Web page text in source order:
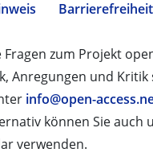
Barrierefreiheit
Fragen zum Projekt
Anregungen und
info@open-
können Sie auch
verwenden.